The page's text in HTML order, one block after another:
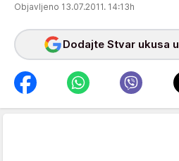
Objavljeno 13.07.2011. 14:13h
Dodajte Stvar ukusa